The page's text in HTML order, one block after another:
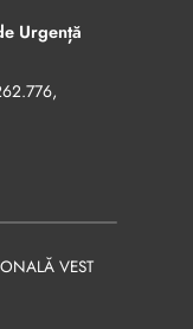
Urgență
,
VEST